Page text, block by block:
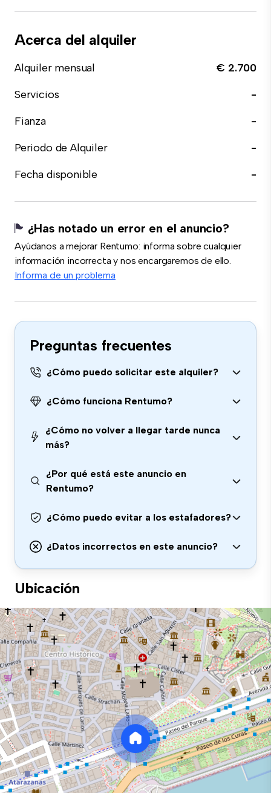
Acerca del alquiler
Alquiler mensual
€ 2.700
Servicios
-
Fianza
-
Periodo de Alquiler
-
Fecha disponible
-
¿Has notado un error en el anuncio?
Ayúdanos a mejorar Rentumo: informa sobre cualquier
información incorrecta y nos encargaremos de ello.
Informa de un problema
Preguntas frecuentes
¿Cómo puedo solicitar este alquiler?
¿Cómo funciona Rentumo?
¿Cómo no volver a llegar tarde nunca
más?
¿Por qué está este anuncio en
Rentumo?
¿Cómo puedo evitar a los estafadores?
¿Datos incorrectos en este anuncio?
Ubicación